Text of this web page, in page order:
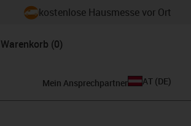
kostenlose Hausmesse vor Ort
Warenkorb (0)
Mein Ansprechpartner AT (DE)